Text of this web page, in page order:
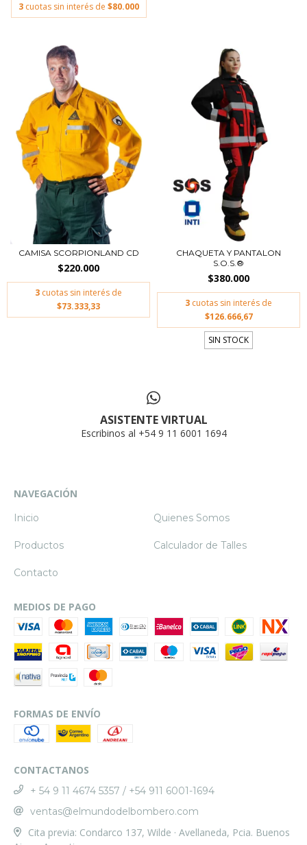
3 cuotas sin interés de $80.000
CAMISA SCORPIONLAND CD
$220.000
3 cuotas sin interés de
$73.333,33
CHAQUETA Y PANTALON
S.O.S.®
$380.000
3 cuotas sin interés de
$126.666,67
SIN STOCK
ASISTENTE VIRTUAL
Escribinos al +54 9 11 6001 1694
NAVEGACIÓN
Inicio Quienes Somos
Productos Calculador de Talles
Contacto
MEDIOS DE PAGO
FORMAS DE ENVÍO
CONTACTANOS
+ 54 9 11 4674 5357 / +54 911 6001-1694
ventas@elmundodelbombero.com
Cita previa: Condarco 137, Wilde · Avellaneda, Pcia. Buenos